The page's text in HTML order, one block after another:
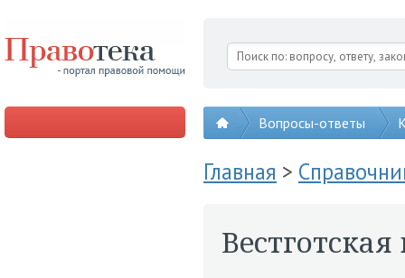
Вопросы-ответы
Главная >